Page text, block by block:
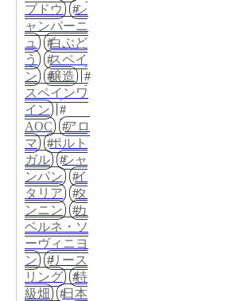
ブドウ
シ
ャンパーニ
ュ
白ぶど
う
スペイ
ン
醸造
スペインワ
イン
AOC
アロ
マ
ポルト
ガル
シャ
ンパン
イ
タリア
タ
ンニン
カ
ベルネ・ソ
ーヴィニヨ
ン
リース
リング
特
級畑
日本